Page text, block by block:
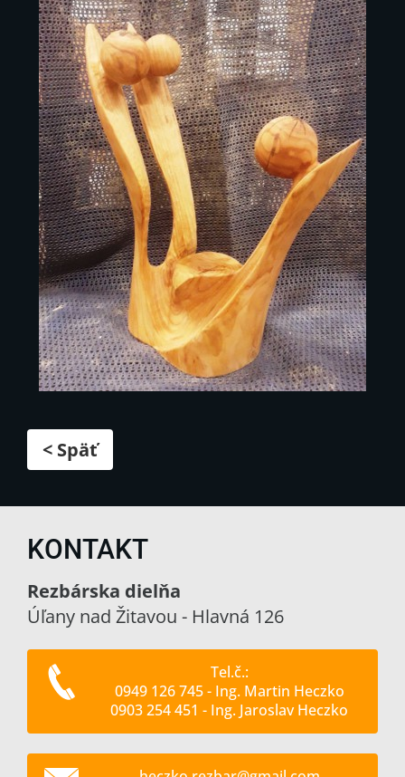
< Späť
KONTAKT
Rezbárska dielňa
Úľany nad Žitavou - Hlavná 126
Tel.č.:
0949 126 745 - Ing. Martin Heczko
0903 254 451 - Ing. Jaroslav Heczko